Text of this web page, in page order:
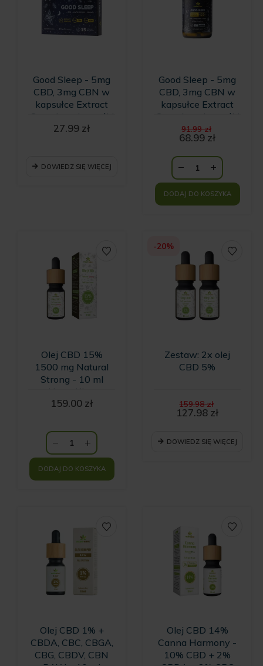
Good Sleep - 5mg
CBD, 3mg CBN w
kapsułce Extract
Complex - kapsułki
na sen - 15
27.99 zł
DOWIEDZ SIĘ WIĘCEJ
Good Sleep - 5mg
CBD, 3mg CBN w
kapsułce Extract
Complex - kapsułki
na sen - 60
kapsułek KRÓTKI
TERMIN
WAŻNOŚCI
91.99zł
cena
91.99 zł.
68.99 zł
cena
wynosi:
68.99 zł.
DODAJ DO KOSZYKA
Olej CBD 15%
1500 mg Natural
Strong - 10 ml
HempKing
159.00 zł
DODAJ DO KOSZYKA
-20%
Zestaw: 2x olej
CBD 5%
159.98zł
cena
127.98 zł
wynosi:
DOWIEDZ SIĘ WIĘCEJ
Olej CBD 1% +
CBDA, CBC, CBGA,
CBG, CBDV, CBN
Olej CBD 14%
Canna Harmony -
10% CBD + 2%